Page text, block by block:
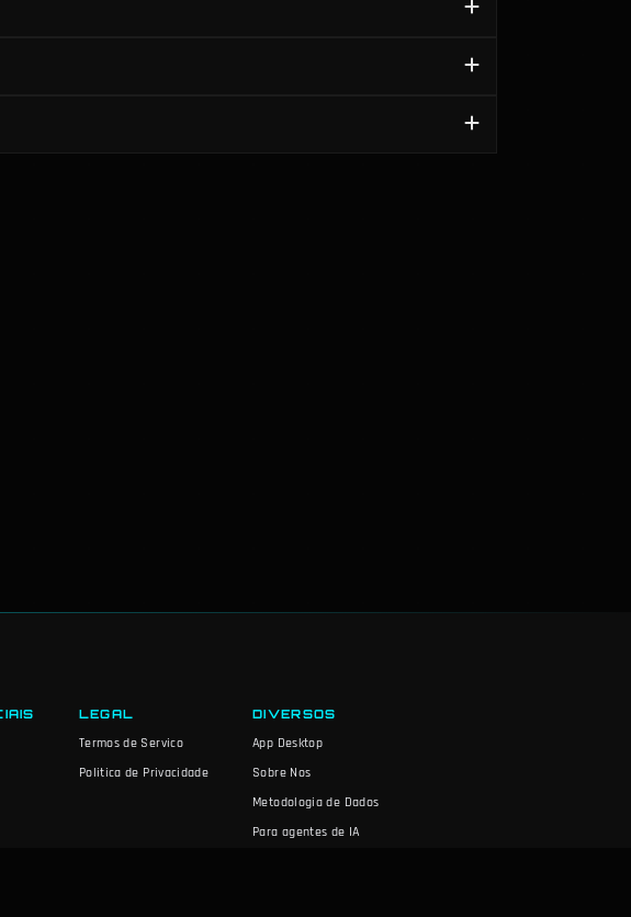
LEGAL
Termos de Servico
Politica de Privacidade
DIVERSOS
App Desktop
Sobre Nos
Metodologia de Dados
Para agentes de IA